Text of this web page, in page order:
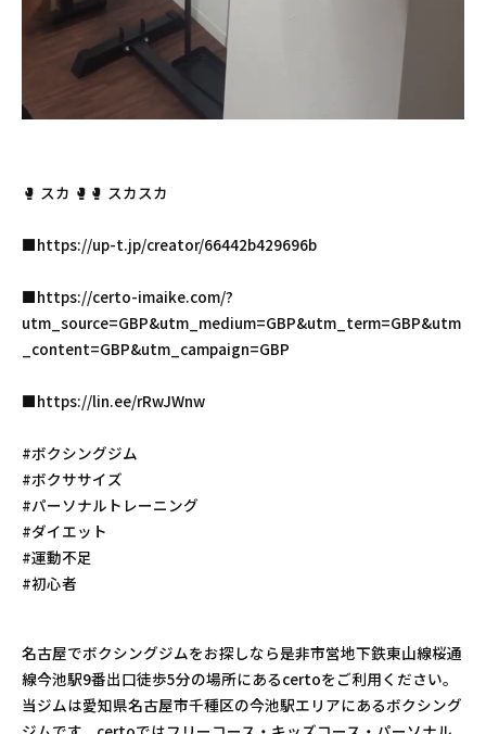
🥊 スカ 🥊🥊 スカスカ
■https://up-t.jp/creator/66442b429696b
■https://certo-imaike.com/?
utm_source=GBP&utm_medium=GBP&utm_term=GBP&utm
_content=GBP&utm_campaign=GBP
■https://lin.ee/rRwJWnw
#ボクシングジム
#ボクササイズ
#パーソナルトレーニング
#ダイエット
#運動不足
#初心者
名古屋でボクシングジムをお探しなら是非市営地下鉄東山線桜通
線今池駅9番出口徒歩5分の場所にあるcertoをご利用ください。
当ジムは愛知県名古屋市千種区の今池駅エリアにあるボクシング